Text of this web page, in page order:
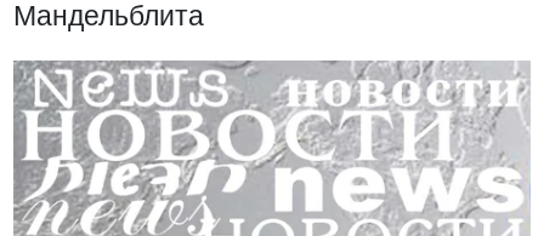
Мандельблита